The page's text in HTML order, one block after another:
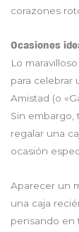
corazones
Ocasiones
Lo
para celebrar
Amistad (o
Sin embargo,
regalar una
ocasión
Aparecer un
una caja
pensando en